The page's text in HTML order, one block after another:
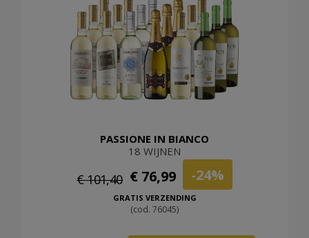
PASSIONE IN BIANCO
18 WIJNEN
€ 101,40 € 76,99 -24%
GRATIS VERZENDING
(cod. 76045)